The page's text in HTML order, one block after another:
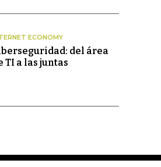
ECONOMY
del área
TI a las juntas